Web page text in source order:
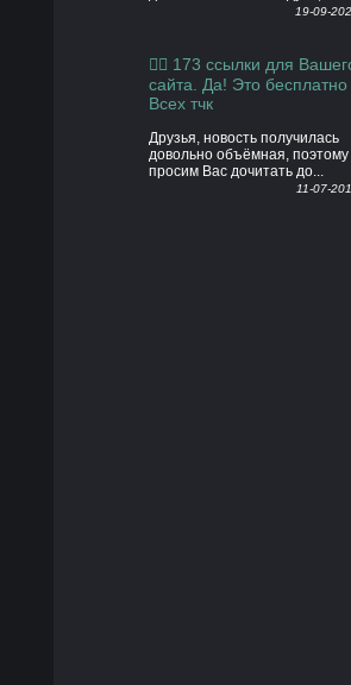
19-09-
👍🏻 173 ссылки для
сайта. Да! Это бесплатно
Всех тчк
Друзья, новость получилась
довольно объёмная, поэтому
просим Вас дочитать до...
11-07-